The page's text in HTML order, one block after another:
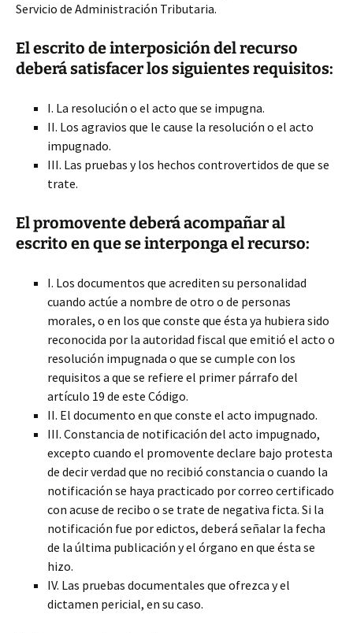
Servicio de Administración Tributaria.
El escrito de interposición del recurso
deberá satisfacer los siguientes requisitos:
I. La resolución o el acto que se impugna.
II. Los agravios que le cause la resolución o el acto
impugnado.
III. Las pruebas y los hechos controvertidos de que se
trate.
El promovente deberá acompañar al
escrito en que se interponga el recurso:
I. Los documentos que acrediten su personalidad
cuando actúe a nombre de otro o de personas
morales, o en los que conste que ésta ya hubiera sido
reconocida por la autoridad fiscal que emitió el acto o
resolución impugnada o que se cumple con los
requisitos a que se refiere el primer párrafo del
artículo 19 de este Código.
II. El documento en que conste el acto impugnado.
III. Constancia de notificación del acto impugnado,
excepto cuando el promovente declare bajo protesta
de decir verdad que no recibió constancia o cuando la
notificación se haya practicado por correo certificado
con acuse de recibo o se trate de negativa ficta. Si la
notificación fue por edictos, deberá señalar la fecha
de la última publicación y el órgano en que ésta se
hizo.
IV. Las pruebas documentales que ofrezca y el
dictamen pericial, en su caso.